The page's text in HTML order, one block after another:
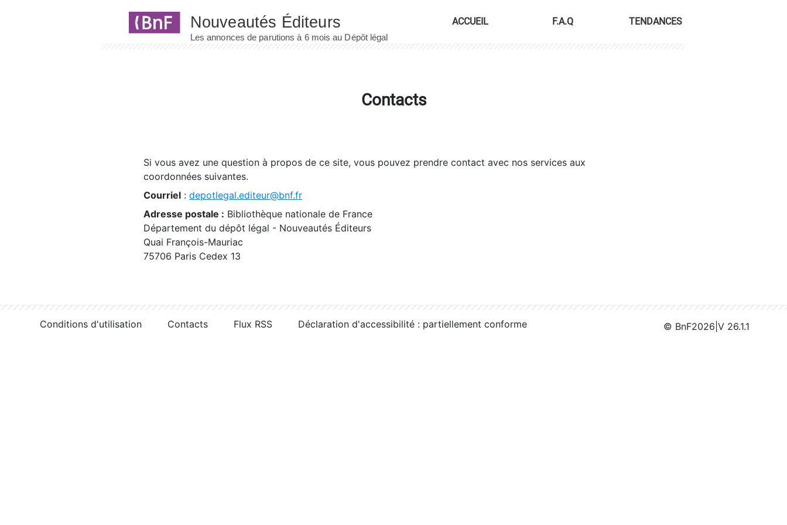
ACCUEIL F.A.Q TENDANCES
Contacts
Si vous avez une question à propos de ce site, vous pouvez prendre contact avec nos services aux
coordonnées suivantes.
Courriel : depotlegal.editeur@bnf.fr
Adresse postale : Bibliothèque nationale de France
Département du dépôt légal - Nouveautés Éditeurs
Quai François-Mauriac
75706 Paris Cedex 13
Conditions d'utilisation Contacts Flux RSS Déclaration d'accessibilité : partiellement conforme © BnF2026 V 26.1.1